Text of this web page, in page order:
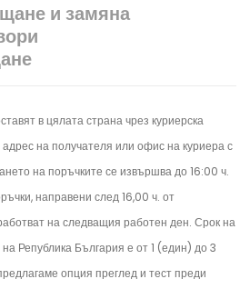
и замяна
в цялата страна чрез куриерска
на получателя или офис на куриера с
на поръчките се извършва до 16:00 ч.
направени след 16,00 ч. от
на следващия работен ден. Срок на
Република България е от 1 (един) до 3
опция преглед и тест преди